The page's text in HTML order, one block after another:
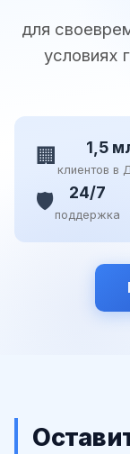
для
условиях
🏢 1,5
клиентов в
🛡️ 24/7
поддержка